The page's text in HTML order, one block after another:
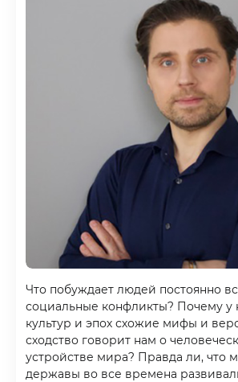
Что побуждает людей постоянно
социальные конфликты? Почему у
культур и эпох схожие мифы и
сходство говорит нам о
устройстве мира? Правда ли, что
державы во все времена